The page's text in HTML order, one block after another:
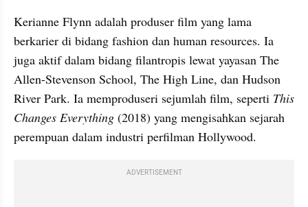
Kerianne Flynn adalah produser film yang lama
berkarier di bidang fashion dan human resources. Ia
juga aktif dalam bidang filantropis lewat yayasan The
Allen-Stevenson School, The High Line, dan Hudson
River Park. Ia memproduseri sejumlah film, seperti This
Changes Everything (2018) yang mengisahkan sejarah
perempuan dalam industri perfilman Hollywood.
ADVERTISEMENT